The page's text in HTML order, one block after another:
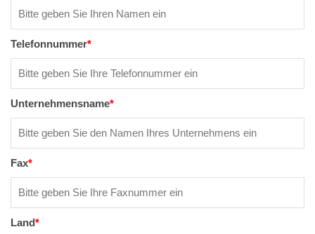
Telefonnummer*
Unternehmensname*
Fax*
Land*